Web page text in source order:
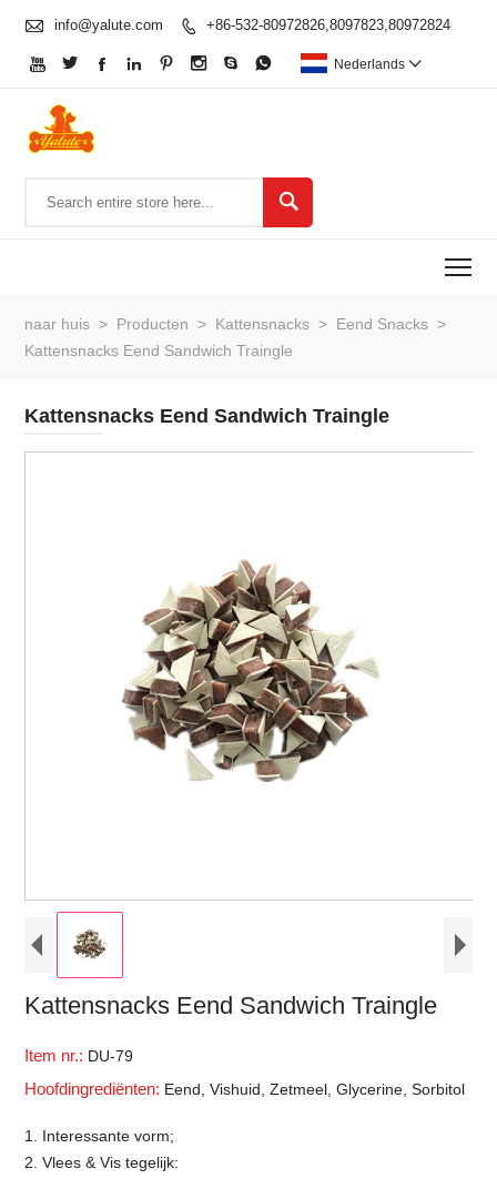
 info@yalute.com  +86-532-80972826,8097823,80972824
        Nederlands 

naar huis > Producten > Kattensnacks > Eend Snacks >
Kattensnacks Eend Sandwich Traingle
Kattensnacks Eend Sandwich Traingle
Kattensnacks Eend Sandwich Traingle
Item nr.: DU-79
Hoofdingrediënten: Eend, Vishuid, Zetmeel, Glycerine, Sorbitol
1. Interessante vorm;
2. Vlees & Vis tegelijk: